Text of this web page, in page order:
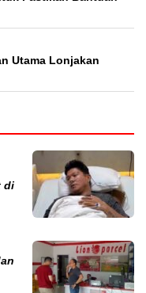
Utama Lonjakan
di